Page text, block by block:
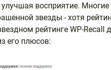
улучшая восприятие.
звезды - хотя
рейтинге WP-
его плюсов: